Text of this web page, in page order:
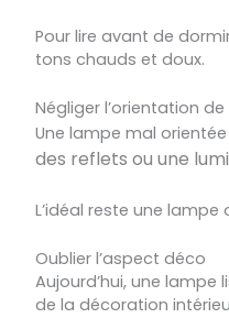
Pour lire avant de
tons chauds et doux.
Négliger l’orientation
Une lampe mal
des refletsou une
L’idéal reste une
Oublier l’aspect déco
Aujourd’hui, une
de la décoration